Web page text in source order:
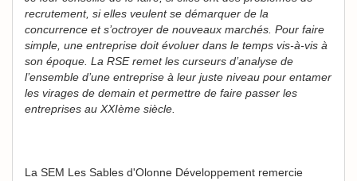
recrutement, si elles veulent se démarquer de la
concurrence et s’octroyer de nouveaux marchés. Pour faire
simple, une entreprise doit évoluer dans le temps vis-à-vis à
son époque. La RSE remet les curseurs d’analyse de
l’ensemble d’une entreprise à leur juste niveau pour entamer
les virages de demain et permettre de faire passer les
entreprises au XXIème siècle.
La SEM Les Sables d'Olonne Développement remercie